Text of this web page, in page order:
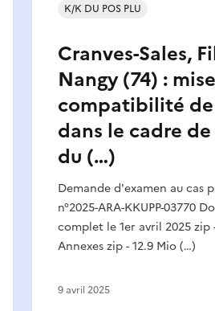
Cranves-Sales,
Nangy (74) :
compatibilité de
dans le cadre
du (…)
Demande d'examen au cas
n°2025-ARA-KKUPP-03770
complet le 1er avril 2025 zip
Annexes zip - 12.9 Mio (…)
K/K DU POS PLU
9 avril 2025